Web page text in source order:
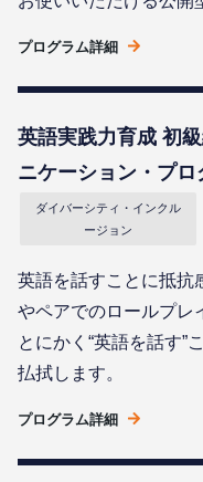
プログラム詳細
英語実践力育成 初
ニケーション・プロ
ダイバーシティ・インクル
ージョン
英語を話すことに抵抗
やペアでのロールプレ
とにかく“英語を話す”
払拭します。
プログラム詳細